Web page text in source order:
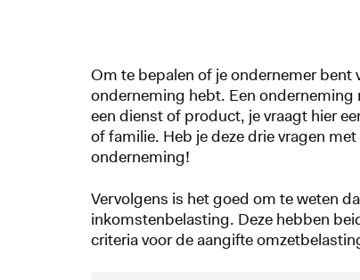
Om te bepalen of je ondernemer bent
onderneming hebt. Een onderneming
een dienst of product, je vraagt hier
of familie. Heb je deze drie vragen
onderneming!
Vervolgens is het goed om te weten
inkomstenbelasting. Deze hebben
criteria voor de aangifte